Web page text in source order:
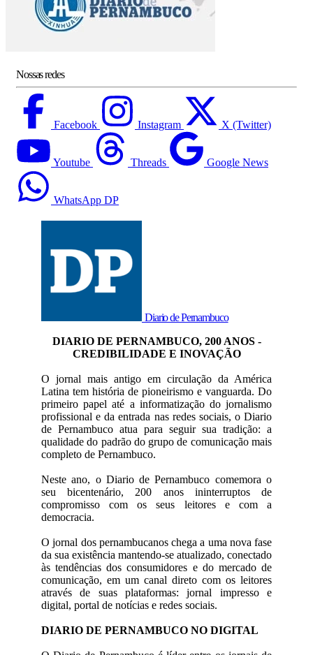
Nossas redes
Facebook Instagram X (Twitter)
Youtube Threads Google News
WhatsApp DP
Diario de Pernambuco
DIARIO DE PERNAMBUCO, 200 ANOS -
CREDIBILIDADE E INOVAÇÃO
O jornal mais antigo em circulação da América
Latina tem história de pioneirismo e vanguarda. Do
primeiro papel até a informatização do jornalismo
profissional e da entrada nas redes sociais, o Diario
de Pernambuco atua para seguir sua tradição: a
qualidade do padrão do grupo de comunicação mais
completo de Pernambuco.
Neste ano, o Diario de Pernambuco comemora o
seu bicentenário, 200 anos ininterruptos de
compromisso com os seus leitores e com a
democracia.
O jornal dos pernambucanos chega a uma nova fase
da sua existência mantendo-se atualizado, conectado
às tendências dos consumidores e do mercado de
comunicação, em um canal direto com os leitores
através de suas plataformas: jornal impresso e
digital, portal de notícias e redes sociais.
DIARIO DE PERNAMBUCO NO DIGITAL